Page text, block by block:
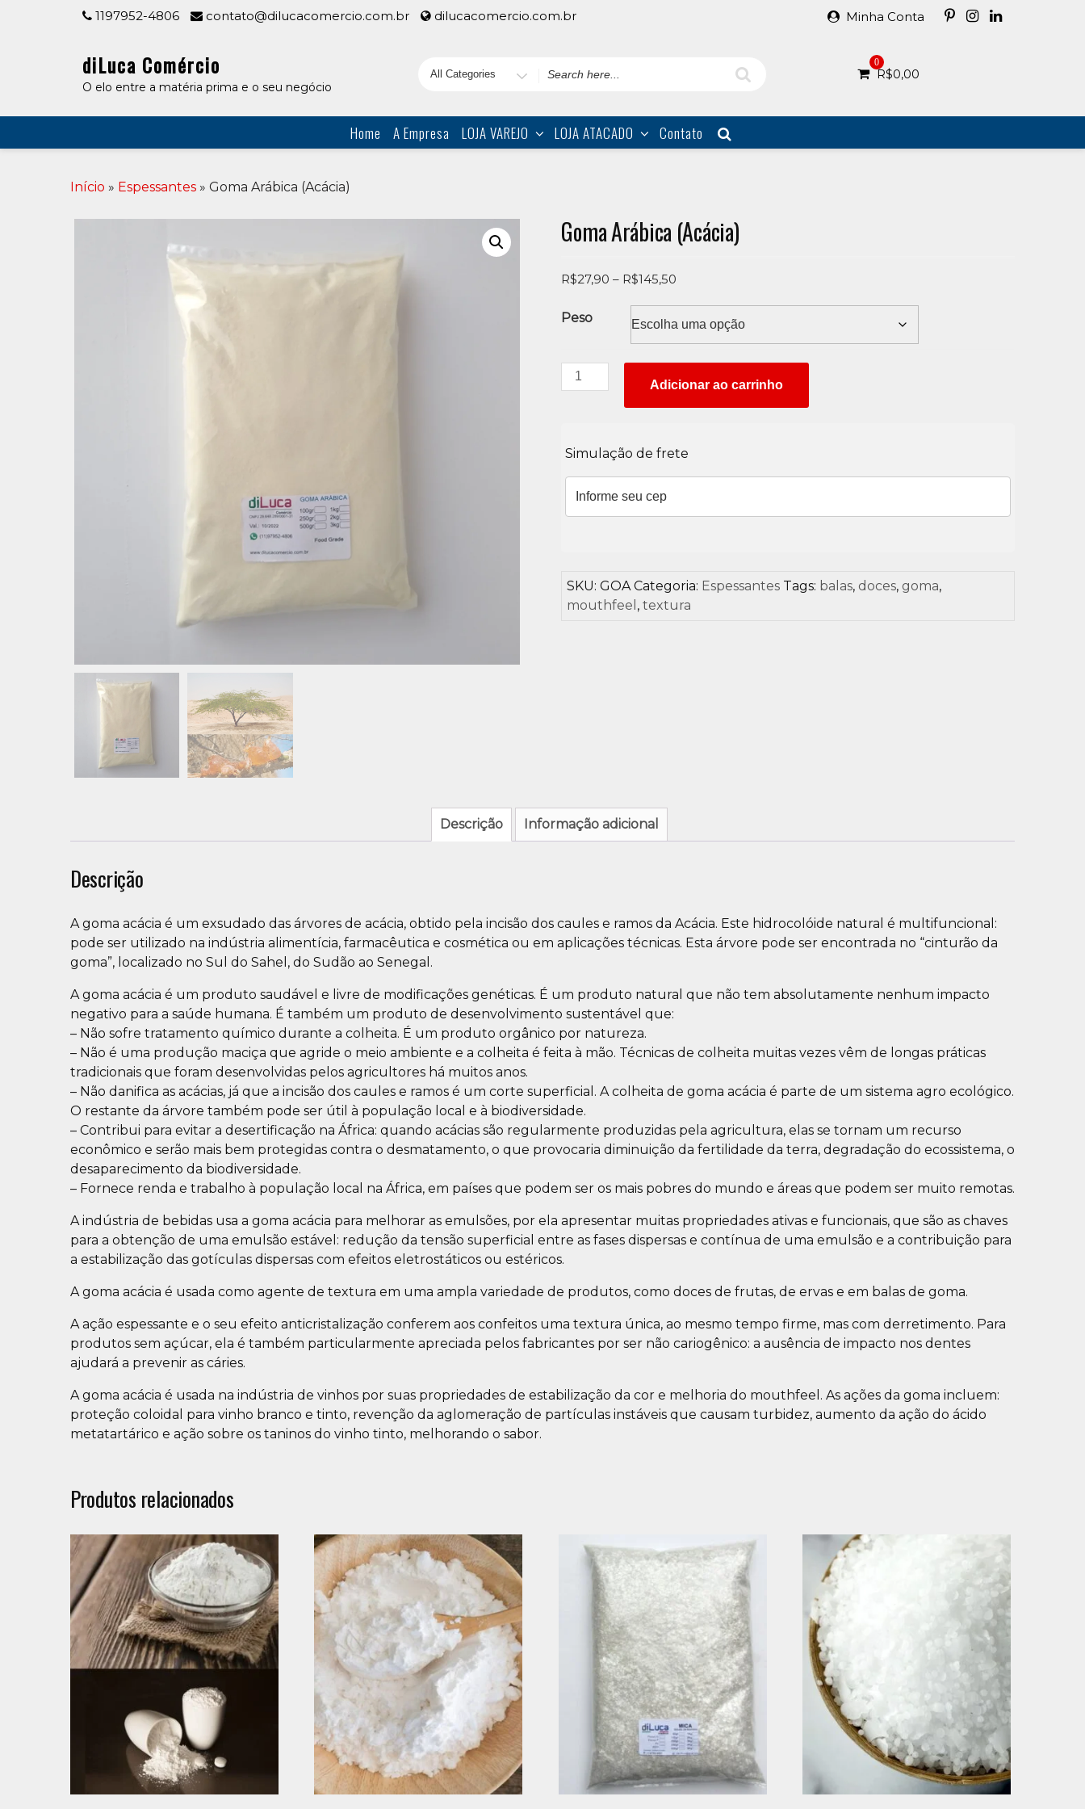
1197952-4806 contato@dilucacomercio.com.br dilucacomercio.com.br Minha Conta
diLuca Comércio
O elo entre a matéria prima e o seu negócio
Search
0
R$0,00
Home A Empresa LOJA VAREJO LOJA ATACADO Contato
Início » Espessantes » Goma Arábica (Acácia)
Goma Arábica (Acácia)
R$27,90 – R$145,50
through
R$145,50
Peso
Goma
Arábica
Adicionar ao carrinho
Simulação de frete
SKU:GOA Categoria: Espessantes Tags: balas, doces, goma,
mouthfeel ,textura
Descrição Informação adicional
Descrição
A goma acácia é um exsudado das árvores de acácia, obtido pela incisão dos caules e ramos da Acácia. Este hidrocolóide natural é multifuncional:
pode ser utilizado na indústria alimentícia, farmacêutica e cosmética ou em aplicações técnicas. Esta árvore pode ser encontrada no “cinturão da
goma”, localizado no Sul do Sahel, do Sudão ao Senegal.
A goma acácia é um produto saudável e livre de modificações genéticas. É um produto natural que não tem absolutamente nenhum impacto
negativo para a saúde humana. É também um produto de desenvolvimento sustentável que:
– Não sofre tratamento químico durante a colheita. É um produto orgânico por natureza.
– Não é uma produção maciça que agride o meio ambiente e a colheita é feita à mão. Técnicas de colheita muitas vezes vêm de longas práticas
tradicionais que foram desenvolvidas pelos agricultores há muitos anos.
– Não danifica as acácias, já que a incisão dos caules e ramos é um corte superficial. A colheita de goma acácia é parte de um sistema agro ecológico.
O restante da árvore também pode ser útil à população local e à biodiversidade.
– Contribui para evitar a desertificação na África: quando acácias são regularmente produzidas pela agricultura, elas se tornam um recurso
econômico e serão mais bem protegidas contra o desmatamento, o que provocaria diminuição da fertilidade da terra, degradação do ecossistema, o
desaparecimento da biodiversidade.
– Fornece renda e trabalho à população local na África, em países que podem ser os mais pobres do mundo e áreas que podem ser muito remotas.
A indústria de bebidas usa a goma acácia para melhorar as emulsões, por ela apresentar muitas propriedades ativas e funcionais, que são as chaves
para a obtenção de uma emulsão estável: redução da tensão superficial entre as fases dispersas e contínua de uma emulsão e a contribuição para
a estabilização das gotículas dispersas com efeitos eletrostáticos ou estéricos.
A goma acácia é usada como agente de textura em uma ampla variedade de produtos, como doces de frutas, de ervas e em balas de goma.
A ação espessante e o seu efeito anticristalização conferem aos confeitos uma textura única, ao mesmo tempo firme, mas com derretimento. Para
produtos sem açúcar, ela é também particularmente apreciada pelos fabricantes por ser não cariogênico: a ausência de impacto nos dentes
ajudará a prevenir as cáries.
A goma acácia é usada na indústria de vinhos por suas propriedades de estabilização da cor e melhoria do mouthfeel. As ações da goma incluem:
proteção coloidal para vinho branco e tinto, revenção da aglomeração de partículas instáveis que causam turbidez, aumento da ação do ácido
metatartárico e ação sobre os taninos do vinho tinto, melhorando o sabor.
Produtos relacionados